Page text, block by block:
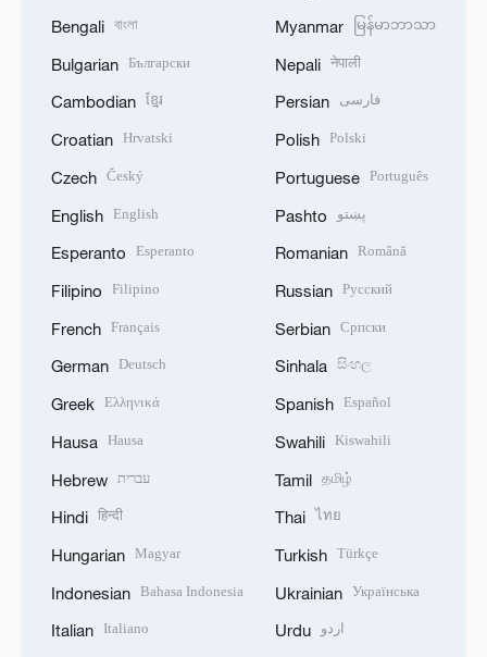
Bengali বাংলা
Bulgarian Български
Cambodian ខ្មែរ
Croatian Hrvatski
Czech Český
English English
Esperanto Esperanto
Filipino Filipino
French Français
German Deutsch
Greek Ελληνικά
Hausa Hausa
Hebrew עברית
Hindi हिन्दी
Hungarian Magyar
Indonesian Bahasa Indonesia
Italian Italiano
Myanmar မြန်မာဘာသာ
Nepali नेपाली
Persian فارسی
Polish Polski
Portuguese Português
Pashto پښتو
Romanian Română
Russian Русский
Serbian Српски
Sinhala සිංහල
Spanish Español
Swahili Kiswahili
Tamil தமிழ்
Thai ไทย
Turkish Türkçe
Ukrainian Українська
Urdu اردو